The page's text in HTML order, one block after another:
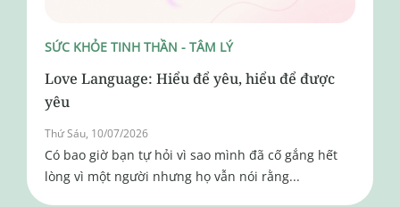
SỨC KHỎE TINH THẦN - TÂM LÝ
Love Language: Hiểu để yêu, hiểu để được
yêu
Thứ Sáu, 10/07/2026
Có bao giờ bạn tự hỏi vì sao mình đã cố gắng hết
lòng vì một người nhưng họ vẫn nói rằng...